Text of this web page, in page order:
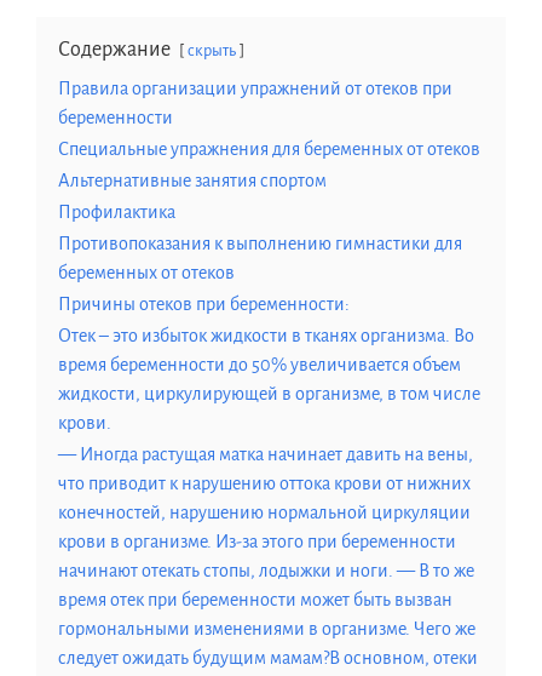
Содержание скрыть
Правила организации упражнений от отеков при
беременности
Специальные упражнения для беременных от отеков
Альтернативные занятия спортом
Профилактика
Противопоказания к выполнению гимнастики для
беременных от отеков
Причины отеков при беременности:
Отек – это избыток жидкости в тканях организма. Во
время беременности до 50% увеличивается объем
жидкости, циркулирующей в организме, в том числе
крови.
— Иногда растущая матка начинает давить на вены,
что приводит к нарушению оттока крови от нижних
конечностей, нарушению нормальной циркуляции
крови в организме. Из-за этого при беременности
начинают отекать стопы, лодыжки и ноги. — В то же
время отек при беременности может быть вызван
гормональными изменениями в организме. Чего же
следует ожидать будущим мамам?В основном, отеки